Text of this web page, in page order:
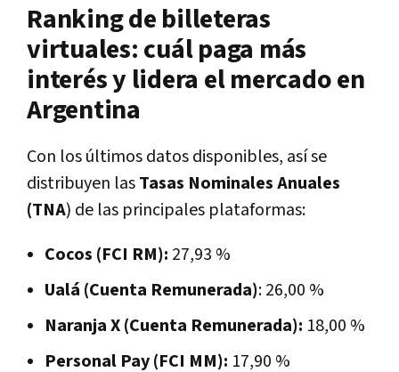
Ranking de billeteras
virtuales: cuál paga más
interés y lidera el mercado en
Argentina
Con los últimos datos disponibles, así se
distribuyen lasTasas Nominales Anuales
(TNA) de las principales plataformas:
Cocos (FCI RM): 27,93 %
Ualá (Cuenta Remunerada): 26,00 %
Naranja X (Cuenta Remunerada): 18,00 %
Personal Pay (FCI MM): 17,90 %